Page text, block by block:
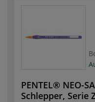
PENTEL® NEO-
Schlepper, Serie